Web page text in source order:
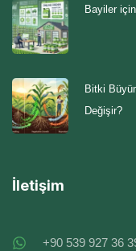
Bayiler
Bitki
Değişir?
İletişim
+90 539 927 36